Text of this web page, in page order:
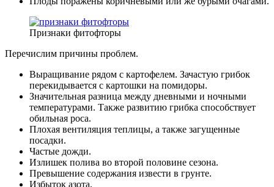
Признаки фитофторы
Перечислим причины проблем.
Выращивание рядом с картофелем. Зачастую грибок
перекидывается с картошки на помидоры.
Значительная разница между дневными и ночными
температурами. Также развитию грибка способствует
обильная роса.
Плохая вентиляция теплицы, а также загущенные
посадки.
Частые дожди.
Излишек полива во второй половине сезона.
Превышение содержания извести в грунте.
Избыток азота.